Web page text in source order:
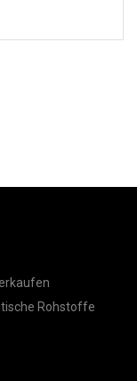
Rohstoffe